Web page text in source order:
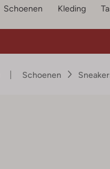
Schoenen Kleding
Schoenen